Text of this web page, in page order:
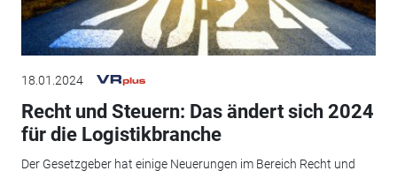
18.01.2024
Recht und Steuern: Das ändert sich 2024
für die Logistikbranche
Der Gesetzgeber hat einige Neuerungen im Bereich Recht und